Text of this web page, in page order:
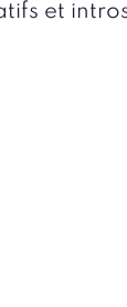
et